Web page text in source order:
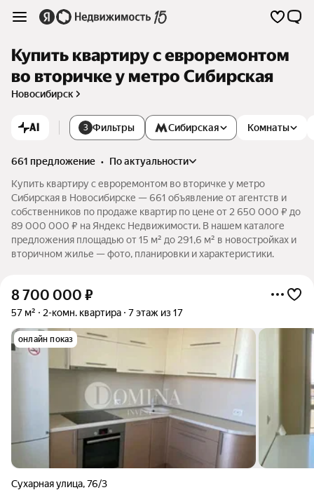
Купить квартиру с евроремонтом
во вторичке у метро Сибирская
Новосибирск
AI 3 Фильтры Комнаты
Сибирская
661 предложение •
по актуальности
Купить квартиру с евроремонтом во вторичке у метро
Сибирская в Новосибирске — 661 объявление от агентств и
собственников по продаже квартир по цене от 2 650 000 ₽ до
89 000 000 ₽ на Яндекс Недвижимости. В нашем каталоге
предложения площадью от 15 м² до 291,6 м² в новостройках и
вторичном жилье — фото, планировки и характеристики.
8 700 000 ₽
57 м² 2-комн. квартира 7 этаж из 17
онлайн показ
Сухарная улица,76/3